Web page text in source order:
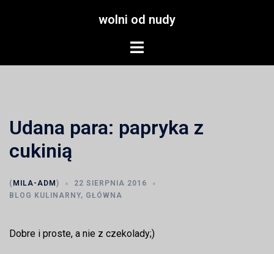
wolni od nudy
Menu
Udana para: papryka z
cukinią
( MILA-ADM )
22 SIERPNIA 2016
BLOG KULINARNY, GŁÓWNA
Dobre i proste, a nie z czekolady;)